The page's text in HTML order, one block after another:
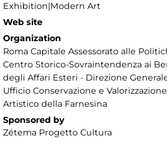
Exhibition|Modern Art
Web site
Organization
Roma Capitale Assessorato alle
Centro Storico-Sovraintendenza ai
degli Affari Esteri - Direzione
Ufficio Conservazione e
Artistico della Farnesina
Sponsored by
Zétema Progetto Cultura